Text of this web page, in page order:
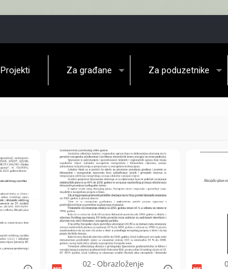
Projekti Za građane Za poduzetnike
02 - Obrazloženje